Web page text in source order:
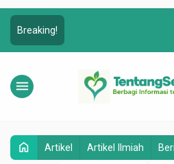
Breaking!
menu
home Artikel Artikel Ilmiah